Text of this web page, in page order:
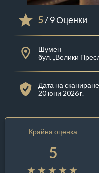
5/ 9 Оценки
Шумен
бул. „Велики
Дата на
20 юни 2026 г.
Крайна оценка
5